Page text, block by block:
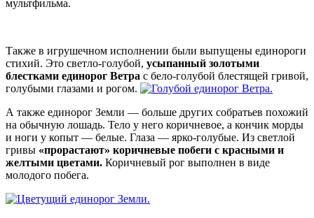
Также в игрушечном исполнении были выпущены единороги
стихий. Это светло-голубой, усыпанный золотыми
блестками единорог Ветра с бело-голубой блестящей гривой,
голубыми глазами и рогом.
А также единорог Земли — больше других собратьев похожий
на обычную лошадь. Тело у него коричневое, а кончик морды
и ноги у копыт — белые. Глаза — ярко-голубые. Из светлой
гривы «прорастают» коричневые побеги с красными и
желтыми цветами. Коричневый рог выполнен в виде
молодого побега.